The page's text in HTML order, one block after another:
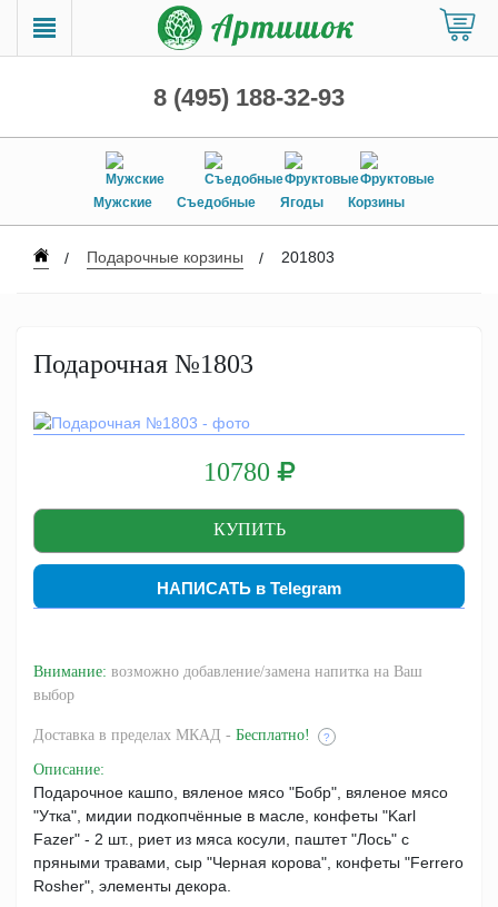
8 (495) 188-32-93
Мужские Съедобные Ягоды Корзины
Подарочные корзины 201803
Подарочная №1803
10780
НАПИСАТЬ в Telegram
Внимание: возможно добавление/замена напитка на Ваш
выбор
Доставка в пределах МКАД - Бесплатно! ?
Описание:
Подарочное кашпо, вяленое мясо "Бобр", вяленое мясо
"Утка", мидии подкопчённые в масле, конфеты "Karl
Fazer" - 2 шт., риет из мяса косули, паштет "Лось" с
пряными травами, сыр "Черная корова", конфеты "Ferrero
Rosher", элементы декора.